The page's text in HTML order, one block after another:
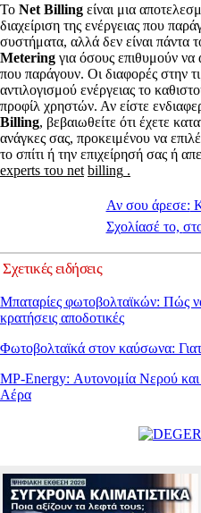
Το Net Billing είναι μια
διαχείριση της ενέργειας που
συστήματα, αλλά δεν είναι πάντα
Metering για όσους επιθυμούν να
που παράγουν. Οι διαφορές στην
αντιλογισμού ενέργειας το
προφίλ χρηστών. Αν είστε
Billing, βεβαιωθείτε ότι έχετε
ανάγκες σας, προκειμένου να
το σπίτι ή την επιχείρησή σας ή
experts του net billing .
Αν σου άρεσε:
Σχολίασέ το,
Σχετικές ειδήσεις
Μπαταρίες φωτοβολταϊκών: Πώς
κρατήσεις αποδοτικές
Φωτοβολταϊκά στον καύσωνα:
MP-Energy: Αυτονομία Νερού
Αέρα